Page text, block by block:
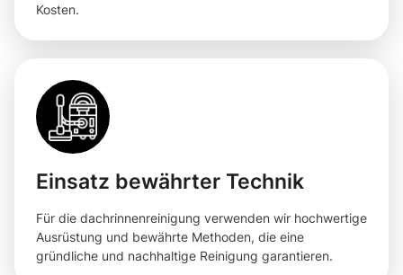
Kosten.
Einsatz bewährter Technik
Für die dachrinnenreinigung verwenden wir hochwertige
Ausrüstung und bewährte Methoden, die eine
gründliche und nachhaltige Reinigung garantieren.